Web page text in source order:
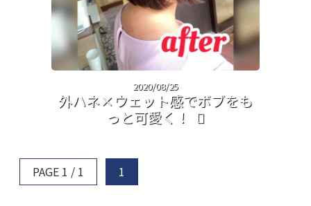
2020/08/25
外ハネ×ウェット感でボブをも
っと可愛く！
PAGE 1 / 1 1